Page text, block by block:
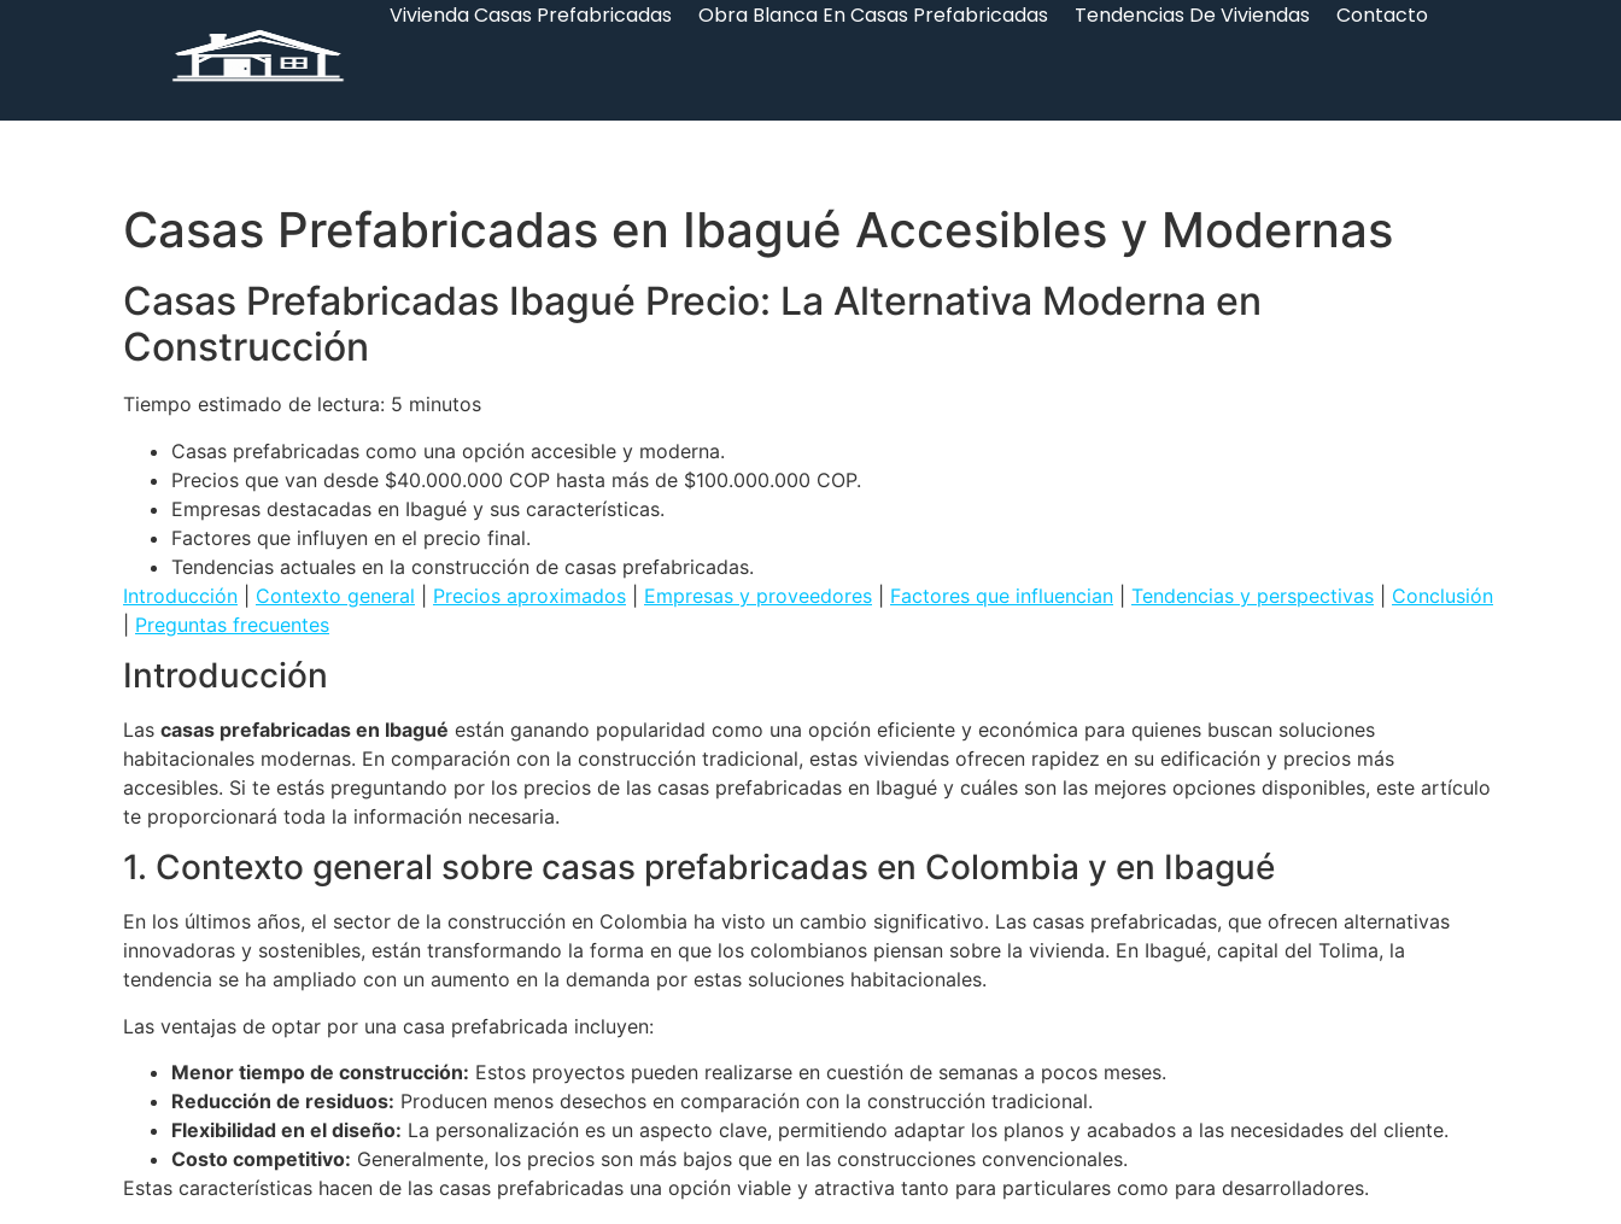
Vivienda Casas Prefabricadas Obra Blanca En Casas Prefabricadas Tendencias De Viviendas Contacto
Casas Prefabricadas en Ibagué Accesibles y Modernas
Casas Prefabricadas Ibagué Precio: La Alternativa Moderna en
Construcción
Tiempo estimado de lectura: 5 minutos
Casas prefabricadas como una opción accesible y moderna.
Precios que van desde $40.000.000 COP hasta más de $100.000.000 COP.
Empresas destacadas en Ibagué y sus características.
Factores que influyen en el precio final.
Tendencias actuales en la construcción de casas prefabricadas.
Introducción
Contexto general Precios aproximados Empresas y proveedores Factores que influencian Tendencias y perspectivas
Conclusión
Preguntas frecuentes
Introducción
Las casas prefabricadas en Ibagué están ganando popularidad como una opción eficiente y económica para quienes buscan soluciones
habitacionales modernas. En comparación con la construcción tradicional, estas viviendas ofrecen rapidez en su edificación y precios más
accesibles. Si te estás preguntando por los precios de las casas prefabricadas en Ibagué y cuáles son las mejores opciones disponibles, este artículo
te proporcionará toda la información necesaria.
1. Contexto general sobre casas prefabricadas en Colombia y en Ibagué
En los últimos años, el sector de la construcción en Colombia ha visto un cambio significativo. Las casas prefabricadas, que ofrecen alternativas
innovadoras y sostenibles, están transformando la forma en que los colombianos piensan sobre la vivienda. En Ibagué, capital del Tolima, la
tendencia se ha ampliado con un aumento en la demanda por estas soluciones habitacionales.
Las ventajas de optar por una casa prefabricada incluyen:
Menor tiempo de construcción: Estos proyectos pueden realizarse en cuestión de semanas a pocos meses.
Reducción de residuos: Producen menos desechos en comparación con la construcción tradicional.
Flexibilidad en el diseño: La personalización es un aspecto clave, permitiendo adaptar los planos y acabados a las necesidades del cliente.
Costo competitivo: Generalmente, los precios son más bajos que en las construcciones convencionales.
Estas características hacen de las casas prefabricadas una opción viable y atractiva tanto para particulares como para desarrolladores.